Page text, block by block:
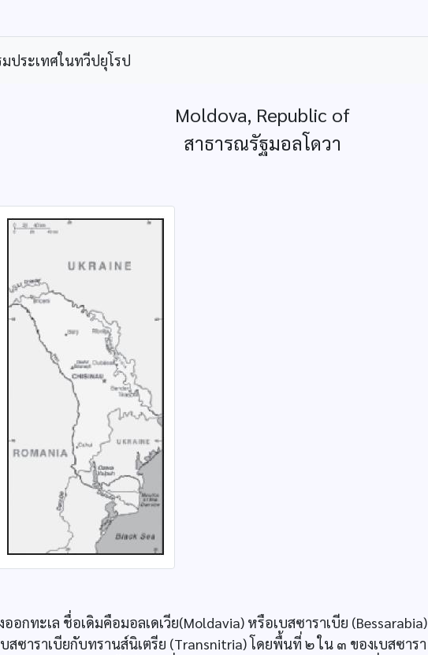
ประเทศในทวีปยุโรป
Moldova, Republic of
สาธารณรัฐมอลโดวา
กทะเล ชื่อเดิมคือมอลเดเวีย(Moldavia) หรือเบสซาราเบีย (Bessarabia)
ซาราเบียกับทรานส์นิเตรีย (Transnitria) โดยพื้นที่ ๒ ใน ๓ ของเบสซารา